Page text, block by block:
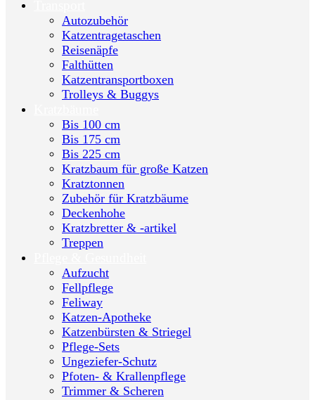
Autozubehör
Katzentragetaschen
Reisenäpfe
Falthütten
Katzentransportboxen
Trolleys & Buggys
Bis 100 cm
Bis 175 cm
Bis 225 cm
Kratzbaum für große Katzen
Kratztonnen
Zubehör für Kratzbäume
Deckenhohe
Kratzbretter & -artikel
Treppen
Aufzucht
Fellpflege
Feliway
Katzen-Apotheke
Katzenbürsten & Striegel
Pflege-Sets
Ungeziefer-Schutz
Pfoten- & Krallenpflege
Trimmer & Scheren